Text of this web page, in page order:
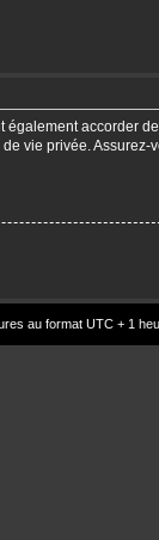
également accorder
vie privée. Assurez-
au format UTC + 1